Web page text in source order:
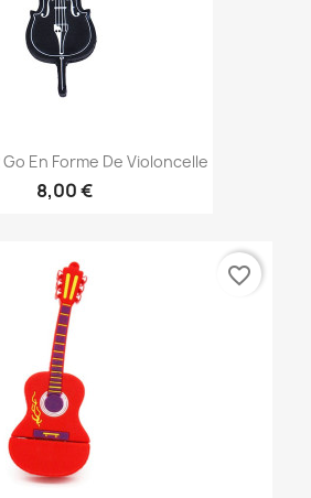
Go En Forme De Violoncelle
8,00 €
favorite_border